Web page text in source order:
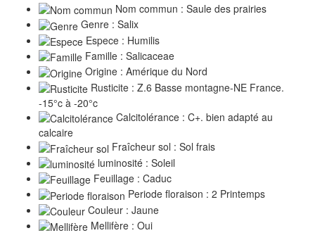
Nom commun : Saule des prairies
Genre : Salix
Espece : Humilis
Famille : Salicaceae
Origine : Amérique du Nord
Rusticite : Z.6 Basse montagne-NE France.
-15°c à -20°c
Calcitolérance : C+. bien adapté au
calcaire
Fraîcheur sol : Sol frais
luminosité : Soleil
Feuillage : Caduc
Periode floraison : 2 Printemps
Couleur : Jaune
Mellifère : Oui